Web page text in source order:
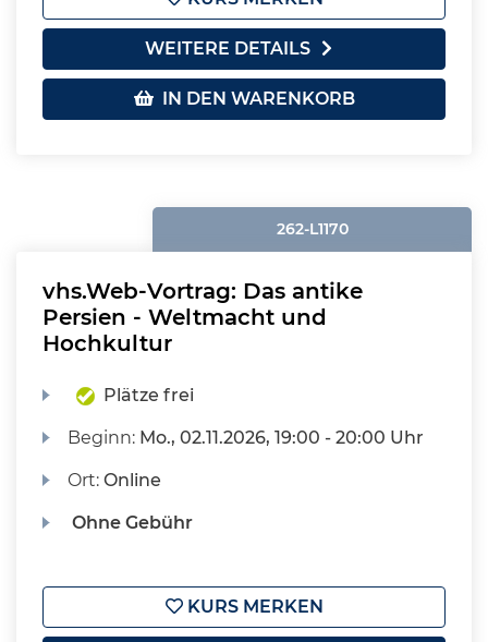
WEITERE DETAILS
IN DEN WARENKORB
262-L1170
vhs.Web-Vortrag: Das antike
Persien - Weltmacht und
Hochkultur
Plätze frei
Beginn: Mo., 02.11.2026, 19:00 - 20:00 Uhr
Ort:Online
Ohne Gebühr
KURS MERKEN